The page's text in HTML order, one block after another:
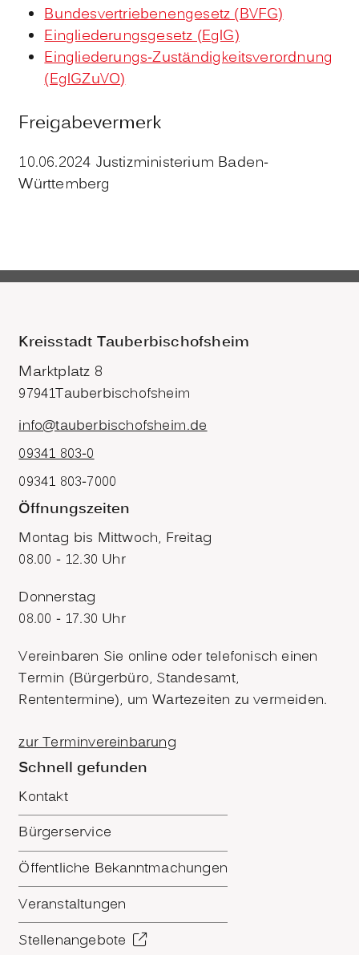
Bundesvertriebenengesetz (BVFG)
Eingliederungsgesetz (EglG)
Eingliederungs-Zuständigkeitsverordnung
(EglGZuVO)
Freigabevermerk
10.06.2024 Justizministerium Baden-
Württemberg
Kreisstadt Tauberbischofsheim
Marktplatz 8
97941Tauberbischofsheim
info@tauberbischofsheim.de
09341 803-0
09341 803-7000
Öffnungszeiten
Montag bis Mittwoch, Freitag
08.00 - 12.30 Uhr
Donnerstag
08.00 - 17.30 Uhr
Vereinbaren Sie online oder telefonisch einen
Termin (Bürgerbüro, Standesamt,
Rententermine), um Wartezeiten zu vermeiden.
zur Terminvereinbarung
Schnell gefunden
Kontakt
Bürgerservice
Öffentliche Bekanntmachungen
Veranstaltungen
Stellenangebote